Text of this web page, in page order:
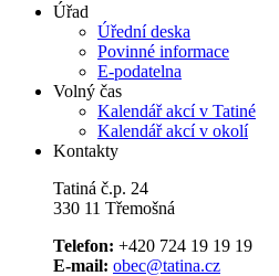
Úřad
Úřední deska
Povinné informace
E-podatelna
Volný čas
Kalendář akcí v Tatiné
Kalendář akcí v okolí
Kontakty
Tatiná č.p. 24
330 11 Třemošná
Telefon: +420 724 19 19 19
E-mail: obec@tatina.cz